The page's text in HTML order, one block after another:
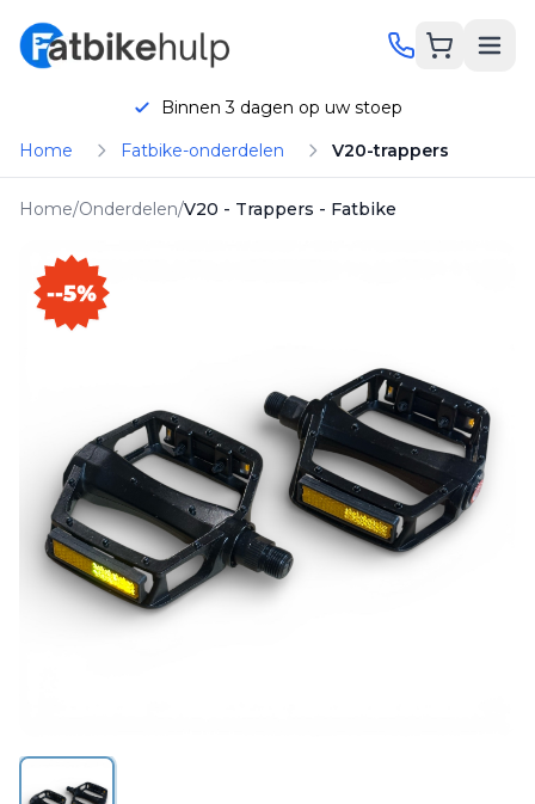
Onderhoud
Reparatie
Onderdelen KORTING
Kinderzitjes
Locatie
Binnen 3 dagen op uw stoep
Home
Fatbike-onderdelen V20-trappers
Toegevoegd!
Product is toegevoegd aan je
winkelwagen
Home/Onderdelen/V20 - Trappers - Fatbike
--5%